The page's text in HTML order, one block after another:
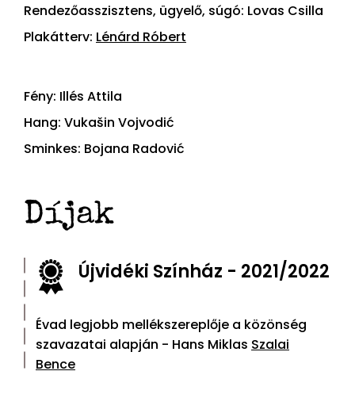
Rendezőasszisztens, ügyelő, súgó: Lovas Csilla
Plakátterv: Lénárd Róbert
Fény: Illés Attila
Hang: Vukašin Vojvodić
Sminkes: Bojana Radović
Díjak
Újvidéki Színház - 2021/2022
Évad legjobb mellékszereplője a közönség
szavazatai alapján - Hans Miklas Szalai
Bence